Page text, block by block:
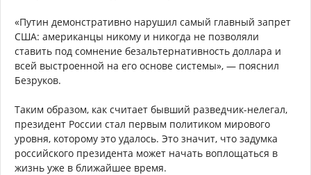
«Путин демонстративно нарушил самый главный запрет
США: американцы никому и никогда не позволяли
ставить под сомнение безальтернативность доллара и
всей выстроенной на его основе системы», — пояснил
Безруков.
Таким образом, как считает бывший разведчик-нелегал,
президент России стал первым политиком мирового
уровня, которому это удалось. Это значит, что задумка
российского президента может начать воплощаться в
жизнь уже в ближайшее время.